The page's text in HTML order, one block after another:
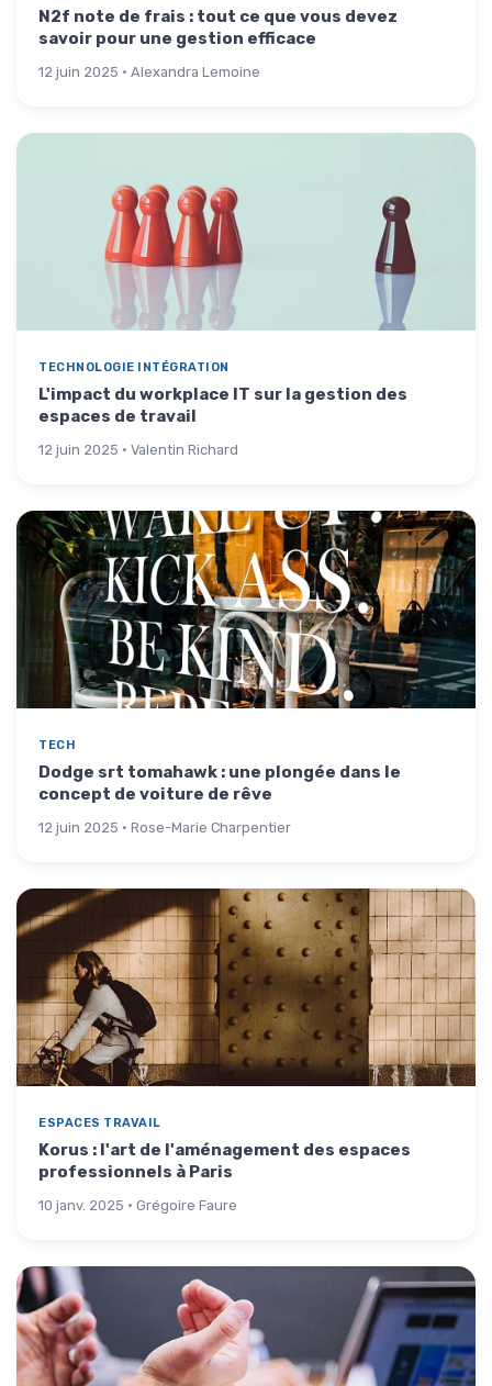
N2f note de frais : tout ce que vous devez
savoir pour une gestion efficace
12 juin 2025 · Alexandra Lemoine
TECHNOLOGIE INTÉGRATION
L'impact du workplace IT sur la gestion des
espaces de travail
12 juin 2025 · Valentin Richard
TECH
Dodge srt tomahawk : une plongée dans le
concept de voiture de rêve
12 juin 2025 · Rose-Marie Charpentier
ESPACES TRAVAIL
Korus : l'art de l'aménagement des espaces
professionnels à Paris
10 janv. 2025 · Grégoire Faure